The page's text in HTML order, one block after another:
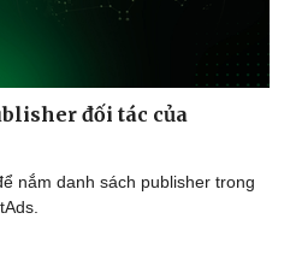
đối tác của
nắm danh sách publisher trong